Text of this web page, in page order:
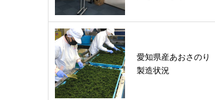
愛知県産あおさのり
製造状況